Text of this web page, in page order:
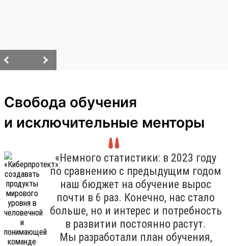
Свобода обучения
и исключительные менторы
«Немного статистики: в 2023 году
по сравнению с предыдущим годом
наш бюджет на обучение вырос
почти в 6 раз. Конечно, нас стало
больше, но и интерес и потребность
в развитии постоянно растут.
Мы разработали план обучения,